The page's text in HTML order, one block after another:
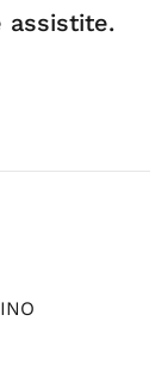
assistite.